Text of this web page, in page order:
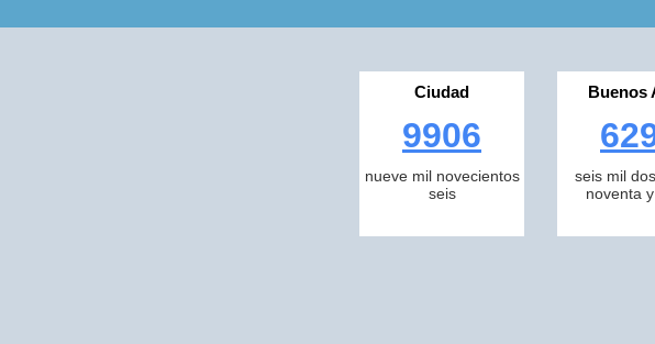
Ciudad
9906
nueve mil novecientos
seis
Buenos
seis mil
noventa